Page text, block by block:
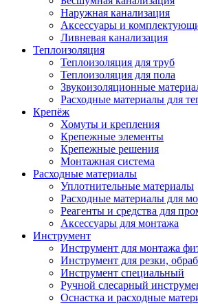
Наружная канализация
Аксессуары и
Ливневая канализация
Теплоизоляция
Теплоизоляция для труб
Теплоизоляция для пола
Звукоизоляционные
Расходные материалы для
Крепёж
Хомуты и крепления
Крепежные элементы
Крепежные решения
Монтажная система
Расходные материалы
Уплотнительные материалы
Расходные материалы для
Реагенты и средства для
Аксессуары для монтажа
Инструмент
Инструмент для монтажа
Инструмент для резки,
Инструмент специальный
Ручной слесарный
Оснастка и расходные